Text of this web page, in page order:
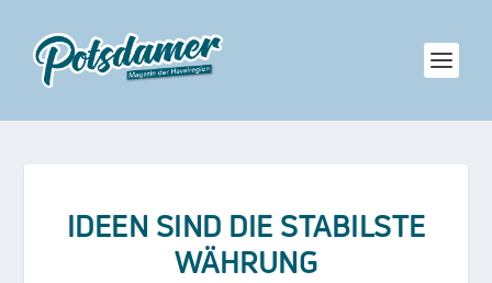
IDEEN SIND DIE STABILSTE
WÄHRUNG